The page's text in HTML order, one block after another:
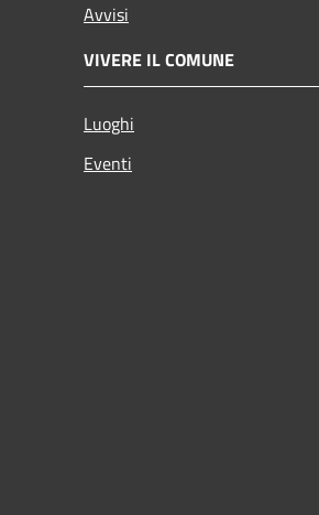
Avvisi
VIVERE IL COMUNE
Luoghi
Eventi